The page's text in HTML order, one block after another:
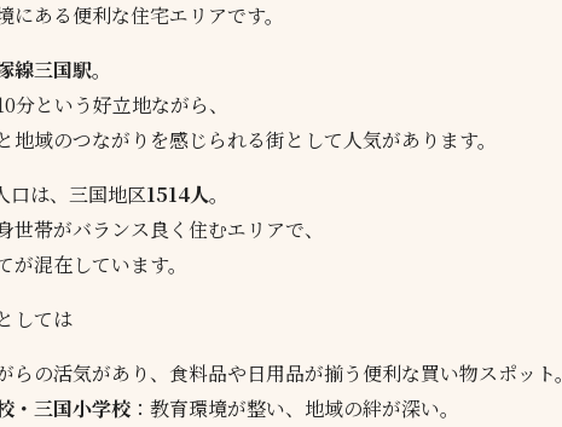
にある便利な住宅エリアです。
線三国駅。
分という好立地ながら、
地域のつながりを感じられる街として人気があります。
口は、三国地区1514人。
世帯がバランス良く住むエリアで、
混在しています。
しては
らの活気があり、食料品や日用品が揃う便利な買い物スポット。
・三国小学校 ：教育環境が整い、地域の絆が深い。